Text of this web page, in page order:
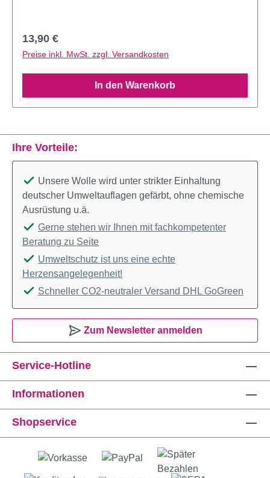
Regulärer Preis:
13,90 €
Preise inkl. MwSt. zzgl. Versandkosten
In den Warenkorb
Service-Hotline
Informationen
Shopservice
Ihre Vorteile:
Unsere Wolle wird unter strikter Einhaltung
deutscher Umweltauflagen gefärbt, ohne chemische
Ausrüstung u.ä.
Gerne stehen wir Ihnen mit fachkompetenter
Beratung zu Seite
Umweltschutz ist uns eine echte
Herzensangelegenheit!
Schneller CO2-neutraler Versand DHL GoGreen
Zum Newsletter anmelden